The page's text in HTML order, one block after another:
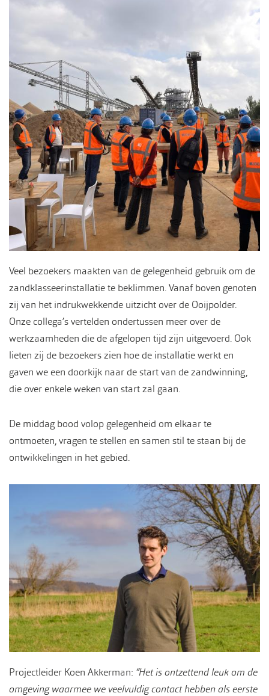
Veel bezoekers maakten van de gelegenheid gebruik om de
zandklasseerinstallatie te beklimmen. Vanaf boven genoten
zij van het indrukwekkende uitzicht over de Ooijpolder.
Onze collega’s vertelden ondertussen meer over de
werkzaamheden die de afgelopen tijd zijn uitgevoerd. Ook
lieten zij de bezoekers zien hoe de installatie werkt en
gaven we een doorkijk naar de start van de zandwinning,
die over enkele weken van start zal gaan.
De middag bood volop gelegenheid om elkaar te
ontmoeten, vragen te stellen en samen stil te staan bij de
ontwikkelingen in het gebied.
Projectleider Koen Akkerman: “Het is ontzettend leuk om de
omgeving waarmee we veelvuldig contact hebben als eerste